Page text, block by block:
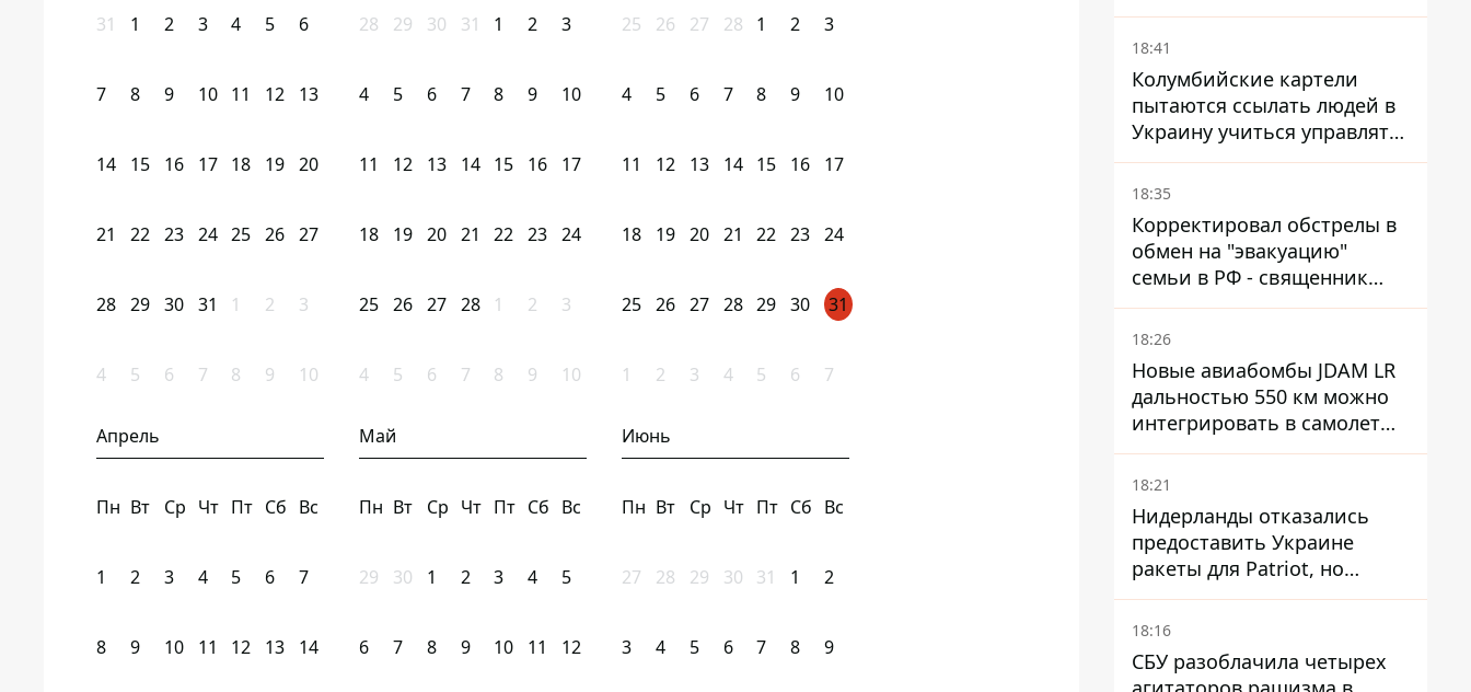
31 1 2 3 4 5 6
7 8 9 10 11 12 13
14 15 16 17 18 19 20
21 22 23 24 25 26 27
28 29 30 31 1 2 3
4 5 6 7 8 9 10
28 29 30 31 1 2 3
4 5 6 7 8 9 10
11 12 13 14 15 16 17
18 19 20 21 22 23 24
25 26 27 28 1 2 3
4 5 6 7 8 9 10
25 26 27 28 1 2 3
4 5 6 7 8 9 10
11 12 13 14 15 16 17
18 19 20 21 22 23 24
25 26 27 28 29 30 31
1 2 3 4 5 6 7
Апрель
Пн Вт Ср Чт Пт Сб Вс
1 2 3 4 5 6 7
8 9 10 11 12 13 14
Май
Пн Вт Ср Чт Пт Сб Вс
29 30 1 2 3 4 5
6 7 8 9 10 11 12
Июнь
Пн Вт Ср Чт Пт Сб Вс
27 28 29 30 31 1 2
3 4 5 6 7 8 9
18:41
Колумбийские картели
пытаются ссылать людей в
Украину учиться управлять
дронами - FT
18:35
Корректировал обстрелы в
обмен на "эвакуацию"
семьи в РФ - священник
УПЦ МП получил 15 лет
тюрьмы
18:26
Новые авиабомбы JDAM LR
дальностью 550 км можно
интегрировать в самолеты
ВСУ, но есть нюансы.
18:21
Нидерланды отказались
предоставить Украине
ракеты для Patriot, но
готовы помочь иначе
18:16
СБУ разоблачила четырех